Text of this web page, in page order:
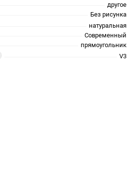
другое
Без рисунка
натуральная
Современный
прямоугольник
V3